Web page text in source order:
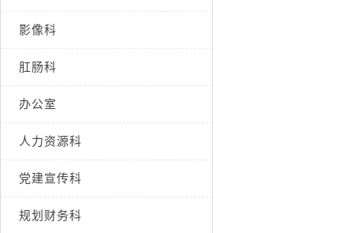
影像科
肛肠科
办公室
人力资源科
党建宣传科
规划财务科